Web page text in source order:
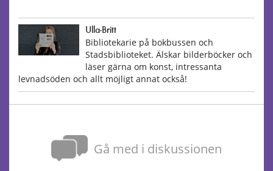
Ulla-Britt
Bibliotekarie på bokbussen och
Stadsbiblioteket. Älskar bilderböcker och
läser gärna om konst, intressanta
levnadsöden och allt möjligt annat också!
Gå med i diskussionen